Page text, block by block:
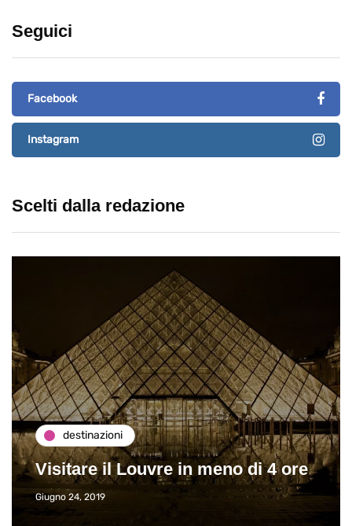
Seguici
Facebook
Instagram
Scelti dalla redazione
destinazioni
Visitare il Louvre in meno di 4 ore
Giugno 24, 2019